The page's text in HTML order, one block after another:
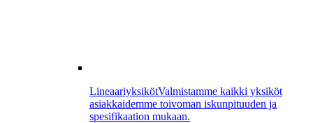
LineaariyksikötValmistamme kaikki yksiköt
asiakkaidemme toivoman iskunpituuden ja
spesifikaation mukaan.